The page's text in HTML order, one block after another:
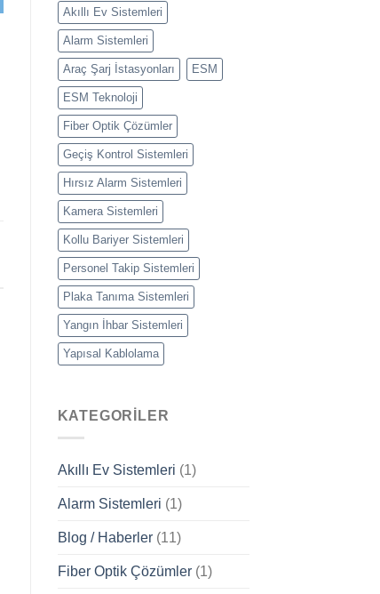
Akıllı Ev Sistemleri
Alarm Sistemleri
Araç Şarj İstasyonları ESM
ESM Teknoloji
Fiber Optik Çözümler
Geçiş Kontrol Sistemleri
Hırsız Alarm Sistemleri
Kamera Sistemleri
Kollu Bariyer Sistemleri
Personel Takip Sistemleri
Plaka Tanıma Sistemleri
Yangın İhbar Sistemleri
Yapısal Kablolama
KATEGORILER
Akıllı Ev Sistemleri (1)
Alarm Sistemleri (1)
Blog / Haberler(11)
Fiber Optik Çözümler(1)